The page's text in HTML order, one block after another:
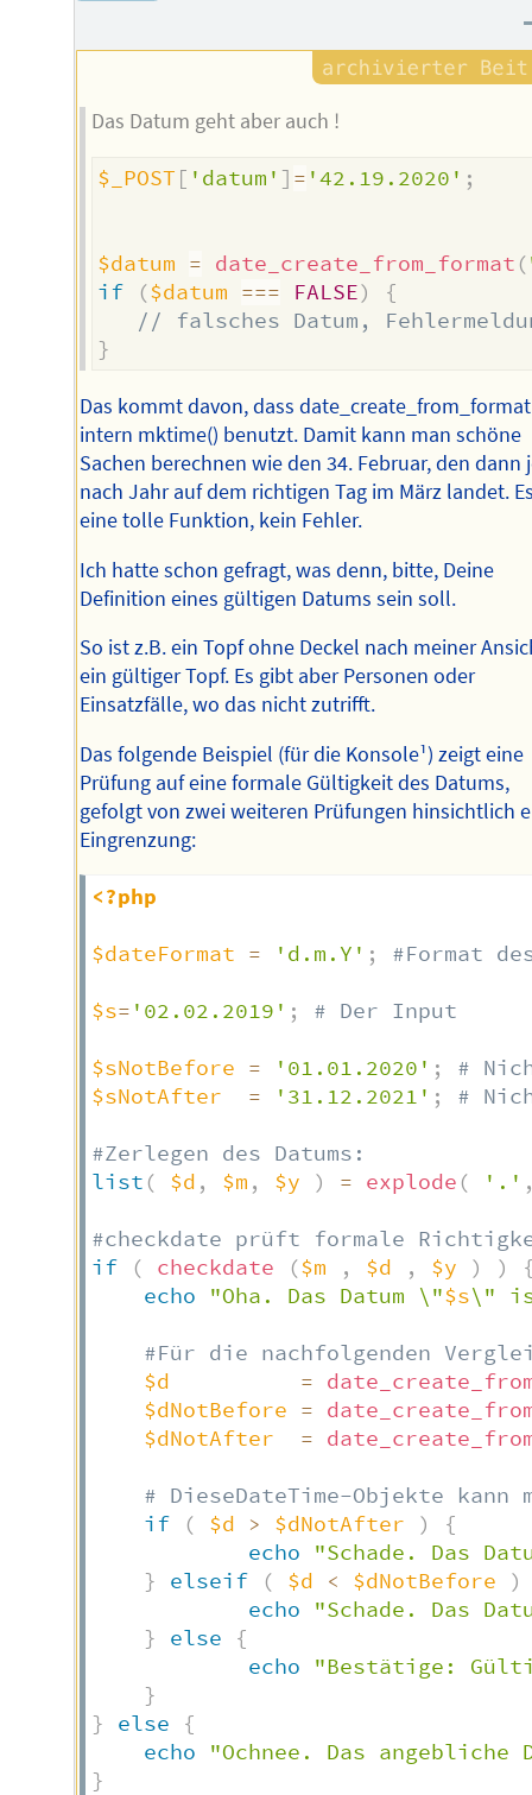
Das Datum geht aber auch !
$_POST [ 'datum' ] = '42.19.2020' ;
$datum = date_create_from_format (
if
($datum === FALSE)
{
// falsches Datum,
}
Das kommt davon, dass
intern mktime() benutzt. Damit kann man schöne
Sachen berechnen wie den 34. Februar, den dann
nach Jahr auf dem richtigen Tag im März landet.
eine tolle Funktion, kein Fehler.
Ich hatte schon gefragt, was denn, bitte, Deine
Definition eines gültigen Datums sein soll.
So ist z.B. ein Topf ohne Deckel nach meiner
ein gültiger Topf. Es gibt aber Personen oder
Einsatzfälle, wo das nicht zutrifft.
Das folgende Beispiel (für die Konsole¹) zeigt eine
Prüfung auf eine formale Gültigkeit des Datums,
gefolgt von zwei weiteren Prüfungen hinsichtlich
Eingrenzung:
<?php
$dateFormat = 'd.m.Y' ; #Format
$s= '02.02.2019' ; # Der Input
$sNotBefore = '01.01.2020' ;
#
$sNotAfter
= '31.12.2021' ; #
#Zerlegen des Datums:
list ( $d , $m , $y ) = explode ( '.'
#checkdate prüft formale
if
( checkdate ($m , $d , $y ) )
echo
"Oha. Das Datum \"$s\"
#Für die nachfolgenden
$d
=
$dNotBefore =
$dNotAfter
=
# DieseDateTime-Objekte kann
if
( $d > $dNotAfter )
{
echo
"Schade. Das
}
elseif ( $d < $dNotBefore
)
echo
"Schade. Das
}
else
{
echo
"Bestätige:
}
}
else
{
echo
"Ochnee. Das angebliche
}